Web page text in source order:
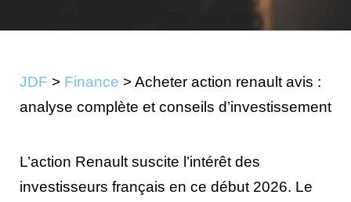
JDF > Finance >Acheter action renault avis :
analyse complète et conseils d’investissement
L’action Renault suscite l’intérêt des
investisseurs français en ce début 2026. Le